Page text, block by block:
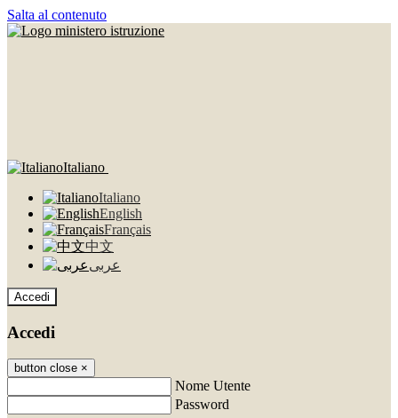
Salta al contenuto
Italiano
Italiano
English
Français
中文
عربى
Accedi
Accedi
button close ×
Nome Utente
Password